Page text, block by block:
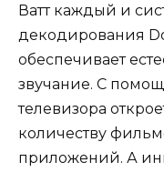
Ватт каждый и
декодирования
обеспечивает
звучание. С
телевизора
количеству
приложений. А